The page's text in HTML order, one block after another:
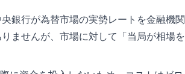
銀行が為替市場の実勢レートを金融機
ませんが、市場に対して「当局が相場